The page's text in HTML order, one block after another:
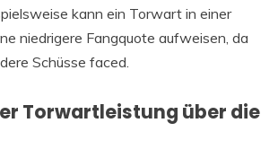
kann ein Torwart in einer
niedrigere Fangquote aufweisen, da
Schüsse faced.
Torwartleistung über die